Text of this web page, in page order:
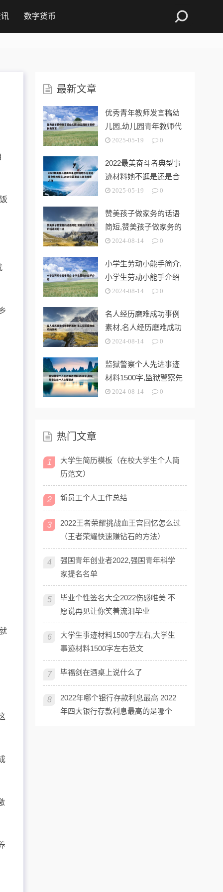
数字货币
最新文章
优秀青年教师发言稿幼
儿园,幼儿园青年教师代
表发言
2025-05-19 0
2022最美奋斗者典型事
迹材料她不逛是还是合
格的母亲
2025-05-19 0
赞美孩子做家务的话语
简短,赞美孩子做家务的
话语简短一
2024-08-14 0
小学生劳动小能手简介,
小学生劳动小能手介绍
2024-08-14 0
名人经历磨难成功事例
素材,名人经历磨难成功
的事例
2024-08-14 0
监狱警察个人先进事迹
材料1500字,监狱警察先
进个人
2024-08-14 0
热门文章
1
大学生简历模板（在校大学生个人简
历范文）
2 新员工个人工作总结
3
2022王者荣耀挑战血王宫回忆怎么过
（王者荣耀快速赚钻石的方法）
4
强国青年创业者2022,强国青年科学
家提名名单
5
毕业个性签名大全2022伤感唯美 不
愿说再见让你笑着流泪毕业
6
大学生事迹材料1500字左右,大学生
事迹材料1500字左右范文
7 毕福剑在酒桌上说什么了
8
2022年哪个银行存款利息最高 2022
年四大银行存款利息最高的是哪个